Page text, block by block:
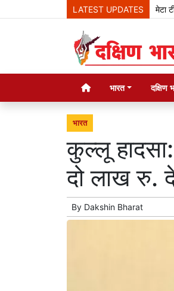
LATEST UPDATESमेटा टीम से पूछ
भारत दक्षिण
भारत
कुल्लू
दो लाख रु.
By Dakshin Bharat